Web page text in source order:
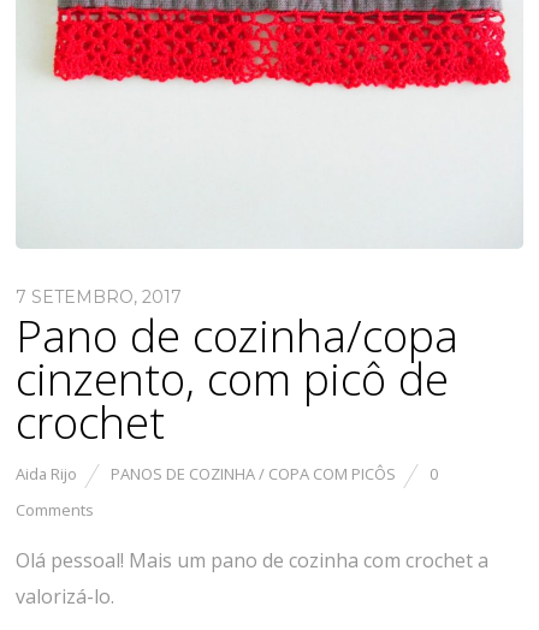
7 SETEMBRO, 2017
Pano de cozinha/copa
cinzento, com picô de
crochet
Aida Rijo PANOS DE COZINHA / COPA COM PICÔS
0
Comments
Olá pessoal! Mais um pano de cozinha com crochet a
valorizá-lo.